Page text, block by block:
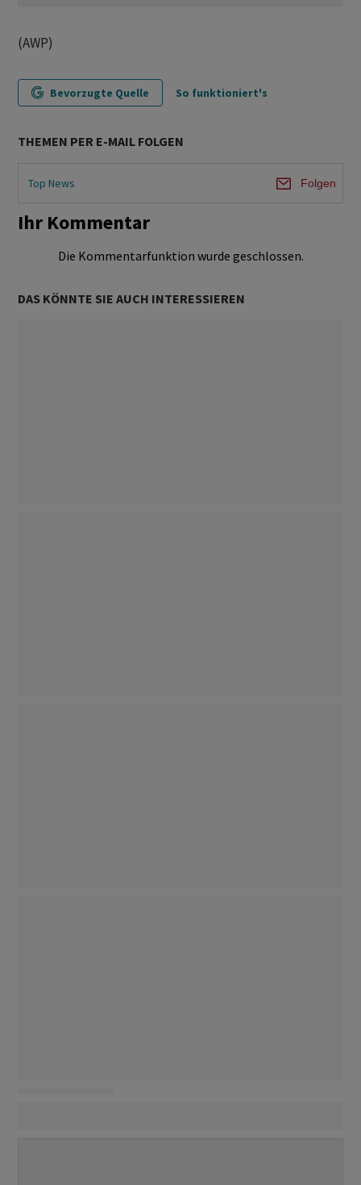
(AWP)
Bevorzugte Quelle So funktioniert's
THEMEN PER E-MAIL FOLGEN
Top News Folgen
Ihr Kommentar
Die Kommentarfunktion wurde geschlossen.
DAS KÖNNTE SIE AUCH INTERESSIEREN